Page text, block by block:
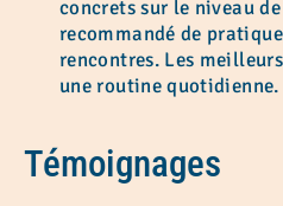
concrets sur le niveau
recommandé de
rencontres. Les
une routine quotidienne.
Témoignages